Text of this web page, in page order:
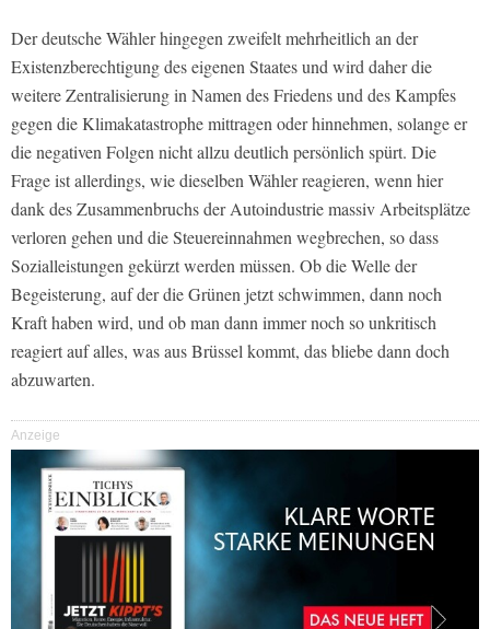
Der deutsche Wähler hingegen zweifelt mehrheitlich an der
Existenzberechtigung des eigenen Staates und wird daher die
weitere Zentralisierung in Namen des Friedens und des Kampfes
gegen die Klimakatastrophe mittragen oder hinnehmen, solange er
die negativen Folgen nicht allzu deutlich persönlich spürt. Die
Frage ist allerdings, wie dieselben Wähler reagieren, wenn hier
dank des Zusammenbruchs der Autoindustrie massiv Arbeitsplätze
verloren gehen und die Steuereinnahmen wegbrechen, so dass
Sozialleistungen gekürzt werden müssen. Ob die Welle der
Begeisterung, auf der die Grünen jetzt schwimmen, dann noch
Kraft haben wird, und ob man dann immer noch so unkritisch
reagiert auf alles, was aus Brüssel kommt, das bliebe dann doch
abzuwarten.
Anzeige